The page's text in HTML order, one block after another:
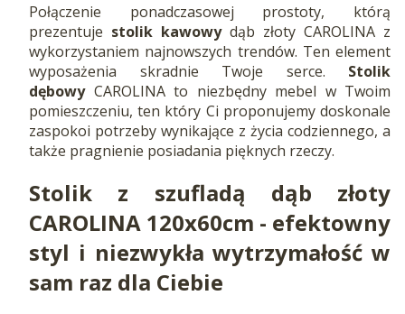
Połączenie ponadczasowej prostoty, którą
prezentuje stolik kawowydąb złoty CAROLINA z
wykorzystaniem najnowszych trendów. Ten element
wyposażenia skradnie Twoje serce. Stolik
dębowyCAROLINA to niezbędny mebel w Twoim
pomieszczeniu, ten który Ci proponujemy doskonale
zaspokoi potrzeby wynikające z życia codziennego, a
także pragnienie posiadania pięknych rzeczy.
Stolik z szufladą dąb złoty
CAROLINA 120x60cm - efektowny
styl i niezwykła wytrzymałość w
sam raz dla Ciebie